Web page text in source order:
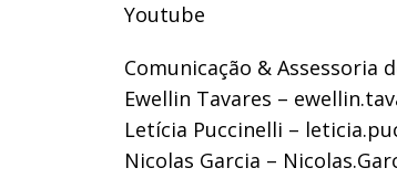
Youtube
Comunicação & Assessoria
Ewellin Tavares –
Letícia Puccinelli –
Nicolas Garcia –